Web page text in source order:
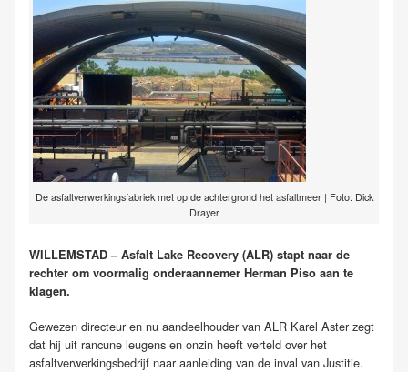
De asfaltverwerkingsfabriek met op de achtergrond het asfaltmeer | Foto: Dick
Drayer
WILLEMSTAD – Asfalt Lake Recovery (ALR) stapt naar de
rechter om voormalig onderaannemer Herman Piso aan te
klagen.
Gewezen directeur en nu aandeelhouder van ALR Karel Aster zegt
dat hij uit rancune leugens en onzin heeft verteld over het
asfaltverwerkingsbedrijf naar aanleiding van de inval van Justitie.